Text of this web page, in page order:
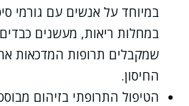
במיוחד על אנשים עם גורמי
במחלות ריאות, מעשנים
שמקבלים תרופות המדכאות
החיסון.
הטיפול התרופתי בזיהום